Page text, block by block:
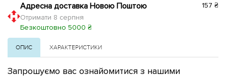
Адресна доставка Новою Поштою
Отримати 8 серпня
Безкоштовно 5000 ₴
157 ₴
ОПИС ХАРАКТЕРИСТИКИ
Запрошуємо вас ознайомитися з нашими